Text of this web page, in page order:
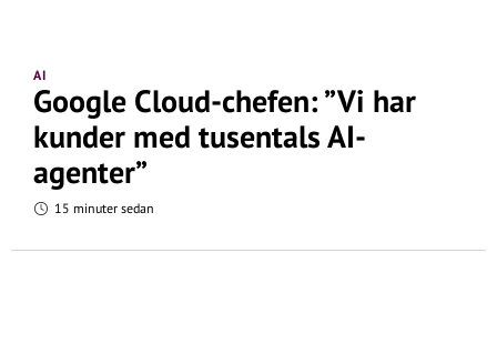
AI
Google Cloud-chefen: ”Vi har
kunder med tusentals AI-
agenter”
15 minuter sedan